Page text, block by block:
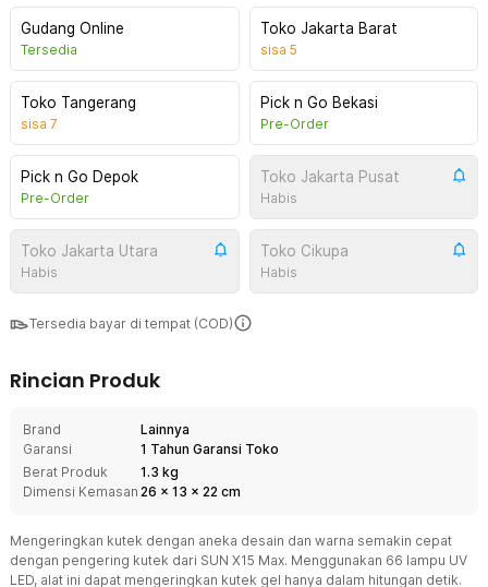
Gudang Online
Tersedia
Toko Jakarta Barat
sisa 5
Toko Tangerang
sisa 7
Pick n Go Bekasi
Pre-Order
Pick n Go Depok
Pre-Order
Toko Jakarta Pusat
Habis
Toko Jakarta Utara
Habis
Toko Cikupa
Habis
Tersedia bayar di tempat (COD)
Rincian Produk
Brand
Lainnya
Garansi
1 Tahun Garansi Toko
Berat Produk
1.3 kg
Dimensi Kemasan 26 x 13 x 22 cm
Mengeringkan kutek dengan aneka desain dan warna semakin cepat
dengan pengering kutek dari SUN X15 Max. Menggunakan 66 lampu UV
LED, alat ini dapat mengeringkan kutek gel hanya dalam hitungan detik.